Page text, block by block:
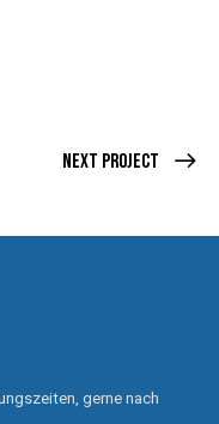
Next Project
gerne nach